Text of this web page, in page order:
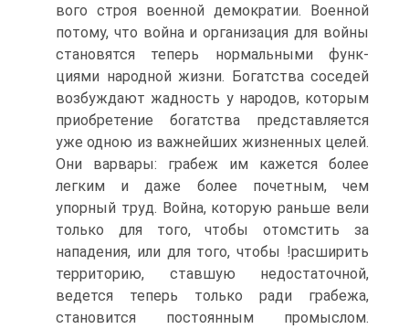
вого строя военной демократии. Военной
потому, что война и организация для войны
становятся теперь нормальными функ­
циями народной жизни. Богатства соседей
возбуждают жад­ность у народов, которым
приобретение богатства предста­вляется
уже одною из важнейших жизненных целей.
Они вар­вары: грабеж им кажется более
легким и даже более почет­ным, чем
упорный труд. Война, которую раньше вели
только для того, чтобы отомстить за
нападения, или для того, чтобы !расширить
территорию, ставшую недостаточной,
ведется те­перь только ради грабежа,
становится постоянным промыс­лом.